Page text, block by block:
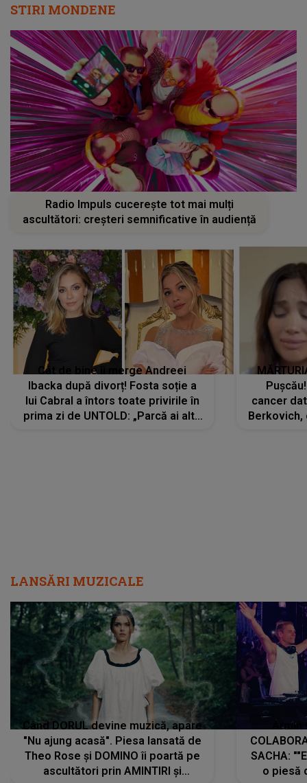
STIRI MONDENE
Radio Impuls cucerește tot mai mulți
ascultători: creșteri semnificative în audiență
Cât de bine îi merge Andreei
Ibacka după divorț! Fosta soție a
lui Cabral a întors toate privirile în
prima zi de UNTOLD: „Parcă ai altă
cancer
Berkovich,
LANSĂRI MUZICALE
Când DORUL devine muzică, apare
"Nu ajung acasă". Piesa lansată de
Theo Rose și DOMINO îi poartă pe
ascultători prin AMINTIRI și
SACHA:
o piesă